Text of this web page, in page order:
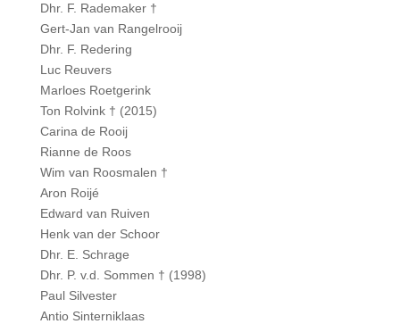
Dhr. F. Rademaker †
Gert-Jan van Rangelrooij
Dhr. F. Redering
Luc Reuvers
Marloes Roetgerink
Ton Rolvink † (2015)
Carina de Rooij
Rianne de Roos
Wim van Roosmalen †
Aron Roijé
Edward van Ruiven
Henk van der Schoor
Dhr. E. Schrage
Dhr. P. v.d. Sommen † (1998)
Paul Silvester
Antio Sinterniklaas